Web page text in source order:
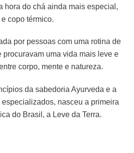
hora do chá ainda mais especial,
copo térmico.
por pessoas com uma rotina de
procuravam uma vida mais leve e
corpo, mente e natureza.
da sabedoria Ayurveda e a
nasceu a primeira
do Brasil, a Leve da Terra.